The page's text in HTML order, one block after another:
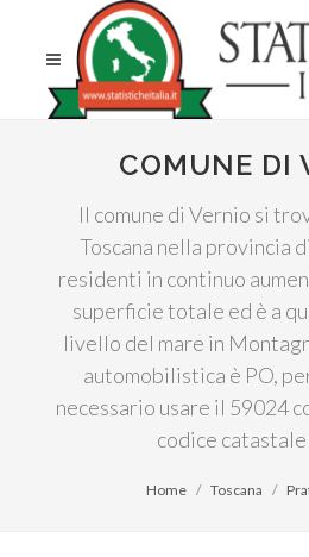
COMUNE DI
Il comune di Vernio si
Toscana nella provincia
residenti in continuo
superficie totale ed è a
livello del mare in
automobilistica è PO,
necessario usare il 59024
codice catastale
Home Toscana